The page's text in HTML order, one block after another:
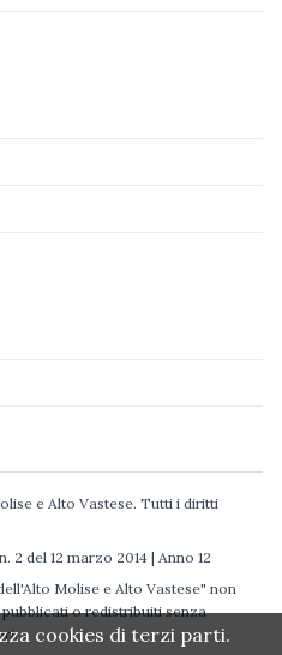
e Alto Vastese. Tutti i diritti
del 12 marzo 2014 | Anno 12
Molise e Alto Vastese" non
o redistribuiti senza
cookies di terzi parti.